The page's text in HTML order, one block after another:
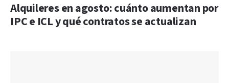
Alquileres en agosto: cuánto aumentan por
IPC e ICL y qué contratos se actualizan